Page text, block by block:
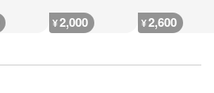
¥2,000 ¥2,600